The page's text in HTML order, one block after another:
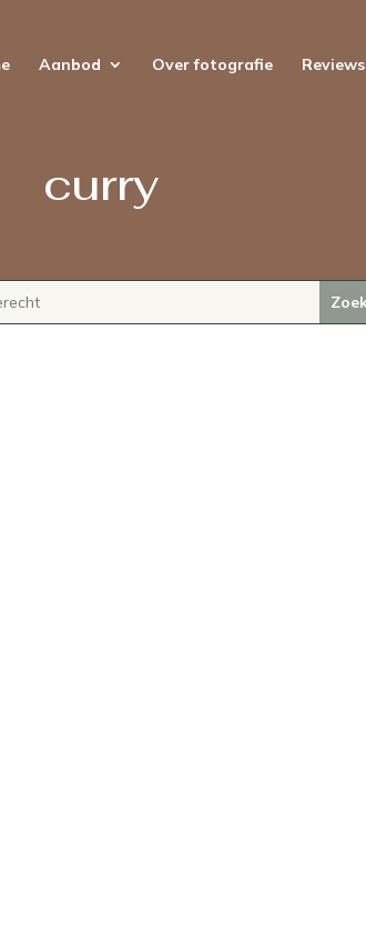
Aanbod Over fotografie Reviews
curry